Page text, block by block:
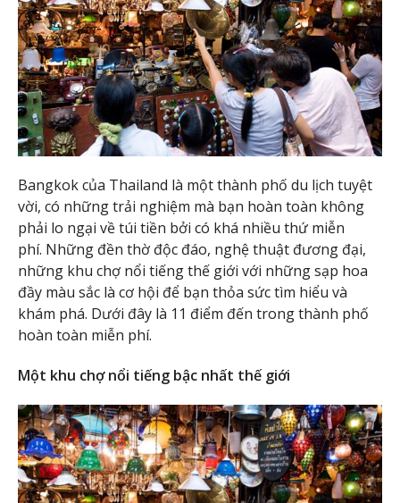
Bangkok của Thailand là một thành phố du lịch tuyệt
vời, có những trải nghiệm mà bạn hoàn toàn không
phải lo ngại về túi tiền bởi có khá nhiều thứ miễn
phí. Những đền thờ độc đáo, nghệ thuật đương đại,
những khu chợ nổi tiếng thế giới với những sạp hoa
đầy màu sắc là cơ hội để bạn thỏa sức tìm hiểu và
khám phá. Dưới đây là 11 điểm đến trong thành phố
hoàn toàn miễn phí.
Một khu chợ nổi tiếng bậc nhất thế giới